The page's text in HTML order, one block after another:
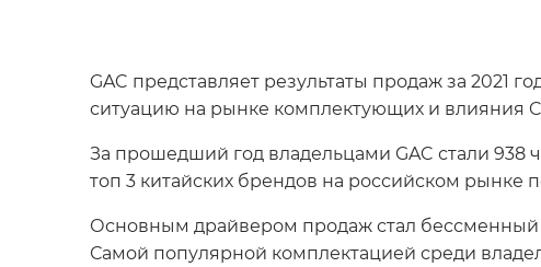
GAC представляет результаты продаж за
ситуацию на рынке комплектующих и влияния
За прошедший год владельцами GAC стали 938
топ 3 китайских брендов на российском рынке
Основным драйвером продаж стал бессменный
Самой популярной комплектацией среди